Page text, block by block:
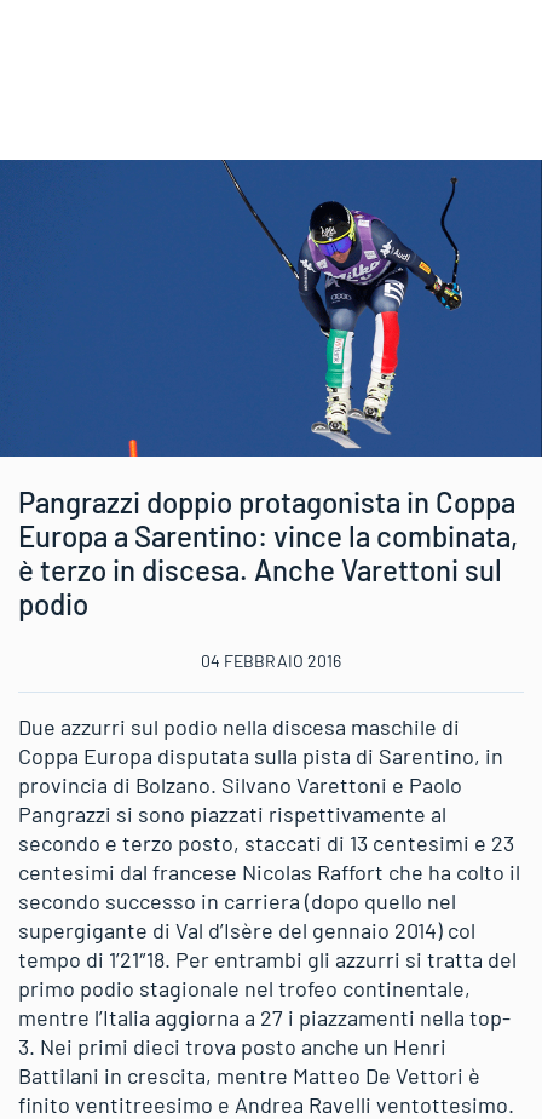
Pangrazzi doppio protagonista in Coppa
Europa a Sarentino: vince la combinata,
è terzo in discesa. Anche Varettoni sul
podio
04 FEBBRAIO 2016
Due azzurri sul podio nella discesa maschile di
Coppa Europa disputata sulla pista di Sarentino, in
provincia di Bolzano. Silvano Varettoni e Paolo
Pangrazzi si sono piazzati rispettivamente al
secondo e terzo posto, staccati di 13 centesimi e 23
centesimi dal francese Nicolas Raffort che ha colto il
secondo successo in carriera (dopo quello nel
supergigante di Val d’Isère del gennaio 2014) col
tempo di 1’21″18. Per entrambi gli azzurri si tratta del
primo podio stagionale nel trofeo continentale,
mentre l’Italia aggiorna a 27 i piazzamenti nella top-
3. Nei primi dieci trova posto anche un Henri
Battilani in crescita, mentre Matteo De Vettori è
finito ventitreesimo e Andrea Ravelli ventottesimo.